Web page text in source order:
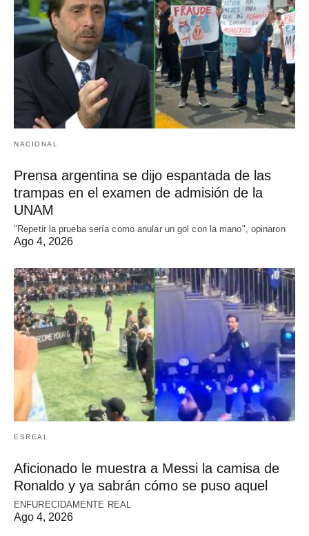
NACIONAL
Prensa argentina se dijo espantada de las
trampas en el examen de admisión de la
UNAM
"Repetir la prueba sería como anular un gol con la mano", opinaron
Ago 4, 2026
ESREAL
Aficionado le muestra a Messi la camisa de
Ronaldo y ya sabrán cómo se puso aquel
ENFURECIDAMENTE REAL
Ago 4, 2026